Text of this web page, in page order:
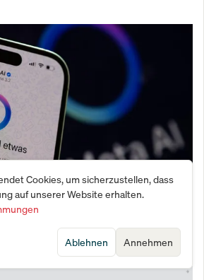
Metas Geheim-Plan für
enthüllt
Cookies, um sicherzustellen, dass
auf unserer Website erhalten.
Annehmen
Ablehnen